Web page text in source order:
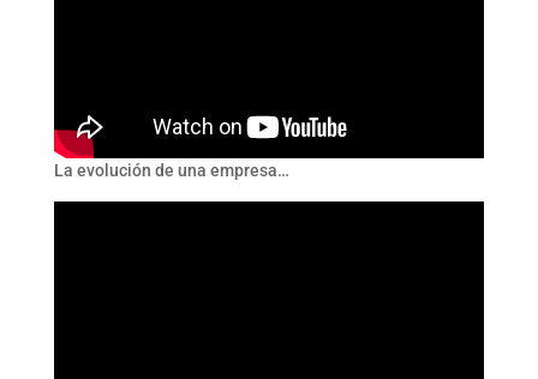
La evolución de una empresa…